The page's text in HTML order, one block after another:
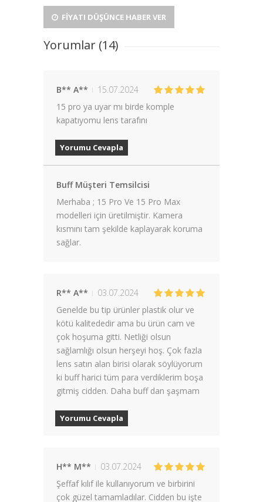
FIYATI DÜŞÜNCE HABER VER
Yorumlar (14)
B** A**
15.07.2024
15 pro ya uyar mı birde komple
kapatıyomu lens tarafını
Yorumu Cevapla
Buff Müşteri Temsilcisi
Merhaba ; 15 Pro Ve 15 Pro Max
modelleri için üretilmiştir. Kamera
kısmını tam şekilde kaplayarak koruma
sağlar.
R** A**
03.07.2024
Genelde bu tip ürünler plastik olur ve
kötü kalitededir ama bu ürün cam ve
çok hoşuma gitti. Netliği olsun
sağlamlığı olsun herşeyi hoş. Çok fazla
lens satın alan birisi olarak söylüyorum
ki buff harici tüm para verdiklerim boşa
gitmiş cidden. Daha buff dan şaşmam
Yorumu Cevapla
H** M**
03.07.2024
Şeffaf kılıf ile kullanıyorum ve birbirini
çok güzel tamamladılar. Cidden bu işte